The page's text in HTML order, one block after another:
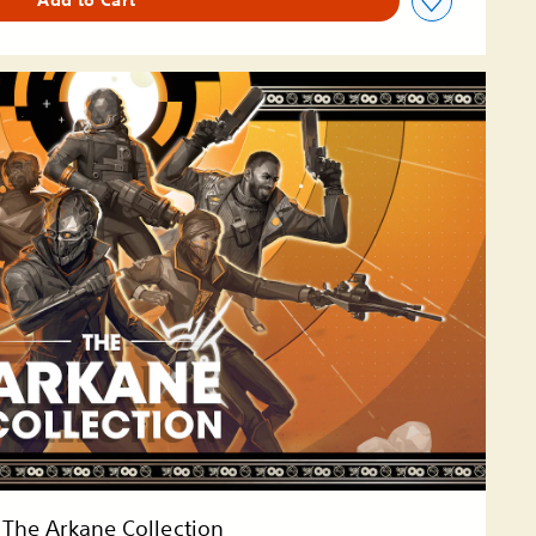
The Arkane Collection